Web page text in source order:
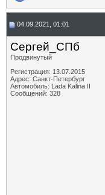
04.09.2021, 01:01
Сергей_СПб
Продвинутый
Регистрация: 13.07.2015
Адрес: Санкт-Петербург
Автомобиль: Lada Kalina II
Сообщений: 328